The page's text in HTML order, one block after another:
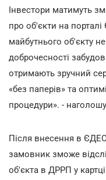
Інвестори матимуть
про об'єкти на
майбутнього об'єкту
доброчесності
отримають зручний
«без паперів» та
процедури». -
Після внесення в
замовник зможе
об'єкта в ДРРП у